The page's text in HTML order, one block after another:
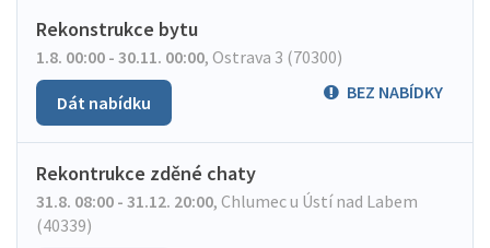
Rekonstrukce bytu
1.8. 00:00 - 30.11. 00:00, Ostrava 3 (70300)
BEZ NABÍDKY
Dát nabídku
Rekontrukce zděné chaty
31.8. 08:00 - 31.12. 20:00, Chlumec u Ústí nad Labem
(40339)